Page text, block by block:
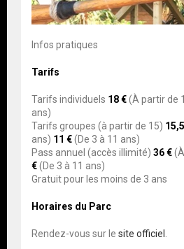
Infos pratiques
Tarifs
Tarifs individuels 18 €(À partir de
ans)
Tarifs groupes (à partir de 15)
ans) 11 €(De 3 à 11 ans)
Pass annuel (accès illimité) 36 €
€(De 3 à 11 ans)
Gratuit pour les moins de 3 ans
Horaires du Parc
Rendez-vous sur le site officiel